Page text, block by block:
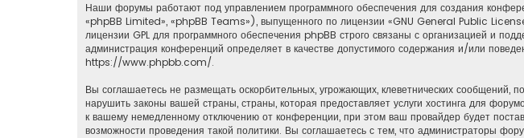
Наши форумы работают под управлением программного обеспечения для создания
«phpBB Limited», «phpBB Teams»), выпущенного по лицензии «GNU General Public
лицензии GPL для программного обеспечения phpBB строго связаны с организацией и
администрация конференций определяет в качестве допустимого содержания и/или
https://www.phpbb.com/.
Вы соглашаетесь не размещать оскорбительных, угрожающих, клеветнических сообщений,
нарушить законы вашей страны, страны, которая предоставляет услуги хостинга для
к вашему немедленному отключению от конференции, при этом ваш провайдер будет
возможности проведения такой политики. Вы соглашаетесь с тем, что администраторы